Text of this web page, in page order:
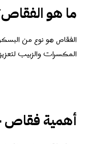
ما هو
الفقاص هو نوع من
المكسرات والزبيب
أهمية فقاص